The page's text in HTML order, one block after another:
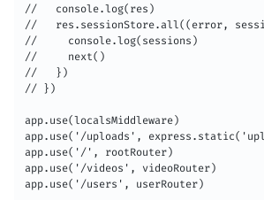
//   console.log(res)
//   res.sessionStore.all((error,
//     console.log(sessions)
//     next()
//   })
// })
app.use(localsMiddleware)
app.use('/uploads',
app.use('/', rootRouter)
app.use('/videos', videoRouter)
app.use('/users', userRouter)